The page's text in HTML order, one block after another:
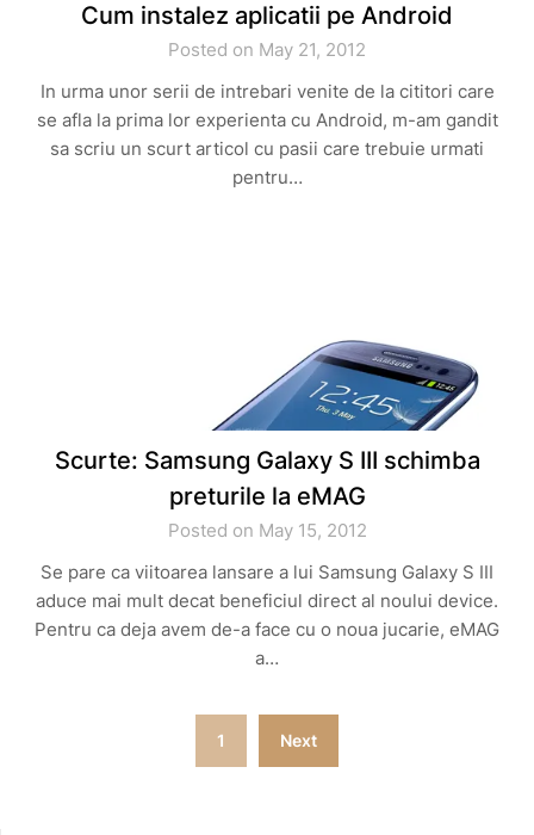
Cum instalez aplicatii pe Android
Posted on May 21, 2012
In urma unor serii de intrebari venite de la cititori care
se afla la prima lor experienta cu Android, m-am gandit
sa scriu un scurt articol cu pasii care trebuie urmati
pentru…
Scurte: Samsung Galaxy S III schimba
preturile la eMAG
Posted on May 15, 2012
Se pare ca viitoarea lansare a lui Samsung Galaxy S III
aduce mai mult decat beneficiul direct al noului device.
Pentru ca deja avem de-a face cu o noua jucarie, eMAG
a…
1 Next